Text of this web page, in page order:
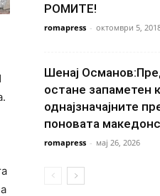
РОМИТЕ!
romapress - октомври 5,
Шенај
остане запаметен
однајзначајните
поновата
romapress - мај 26, 2026